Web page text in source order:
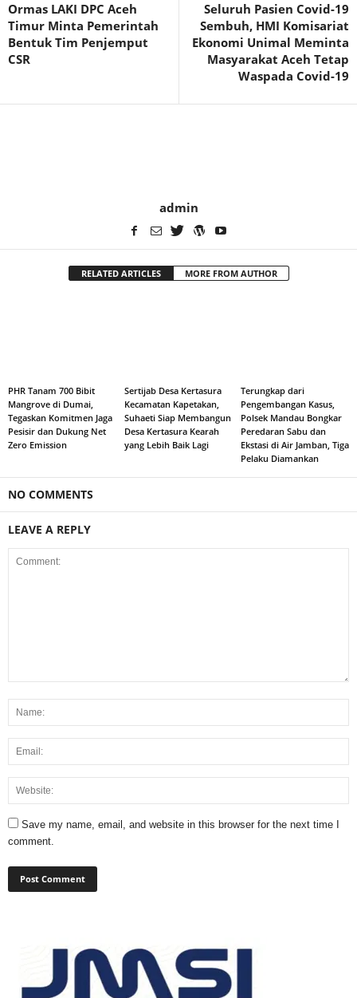
Ormas LAKI DPC Aceh
Timur Minta Pemerintah
Bentuk Tim Penjemput
CSR
Seluruh Pasien Covid-19
Sembuh, HMI Komisariat
Ekonomi Unimal Meminta
Masyarakat Aceh Tetap
Waspada Covid-19
admin
RELATED ARTICLES MORE FROM AUTHOR
PHR Tanam 700 Bibit
Mangrove di Dumai,
Tegaskan Komitmen Jaga
Pesisir dan Dukung Net
Zero Emission
Sertijab Desa Kertasura
Kecamatan Kapetakan,
Suhaeti Siap Membangun
Desa Kertasura Kearah
yang Lebih Baik Lagi
Terungkap dari
Pengembangan Kasus,
Polsek Mandau Bongkar
Peredaran Sabu dan
Ekstasi di Air Jamban, Tiga
Pelaku Diamankan
NO COMMENTS
LEAVE A REPLY
Save my name, email, and website in this browser for the next time I
comment.